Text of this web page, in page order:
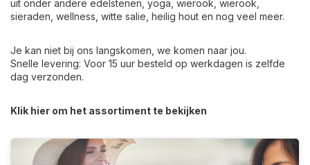
uit onder andere edelstenen, yoga, wierook, wierook,
sieraden, wellness, witte salie, heilig hout en nog veel meer.
Je kan niet bij ons langskomen, we komen naar jou.
Snelle levering: Voor 15 uur besteld op werkdagen is zelfde
dag verzonden.
Klik hier om het assortiment te bekijken